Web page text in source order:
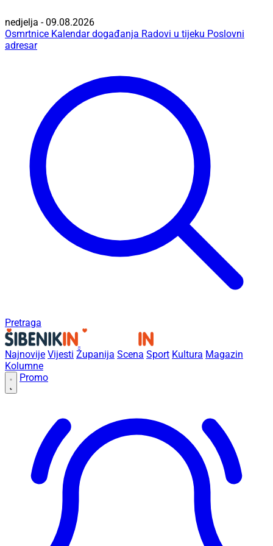
nedjelja - 09.08.2026
Osmrtnice Kalendar događanja Radovi u tijeku Poslovni
adresar
Pretraga
Najnovije Vijesti Županija Scena Sport Kultura Magazin
Kolumne
Promo